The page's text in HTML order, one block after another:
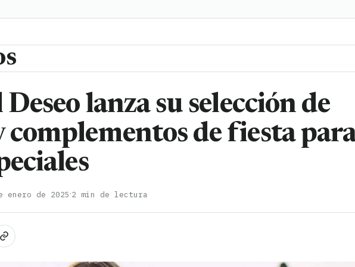
lanza su selección de
complementos de fiesta
enero de 2025·2 min de lectura